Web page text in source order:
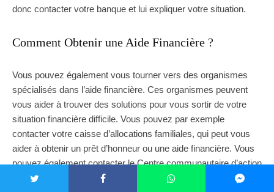
donc contacter votre banque et lui expliquer votre situation.
Comment Obtenir une Aide Financière ?
Vous pouvez également vous tourner vers des organismes
spécialisés dans l’aide financière. Ces organismes peuvent
vous aider à trouver des solutions pour vous sortir de votre
situation financière difficile. Vous pouvez par exemple
contacter votre caisse d’allocations familiales, qui peut vous
aider à obtenir un prêt d’honneur ou une aide financière. Vous
pouvez également contacter le Centre communautaire d’action
sociale (
), qui peut vous aider à obtenir une aide